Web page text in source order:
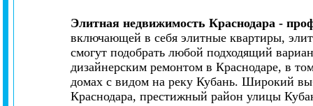
Элитная недвижимость Краснодара -
включающей в себя элитные квартиры,
смогут подобрать любой подходящий
дизайнерским ремонтом в Краснодаре, в
домах с видом на реку Кубань. Широкий
Краснодара, престижный район улицы